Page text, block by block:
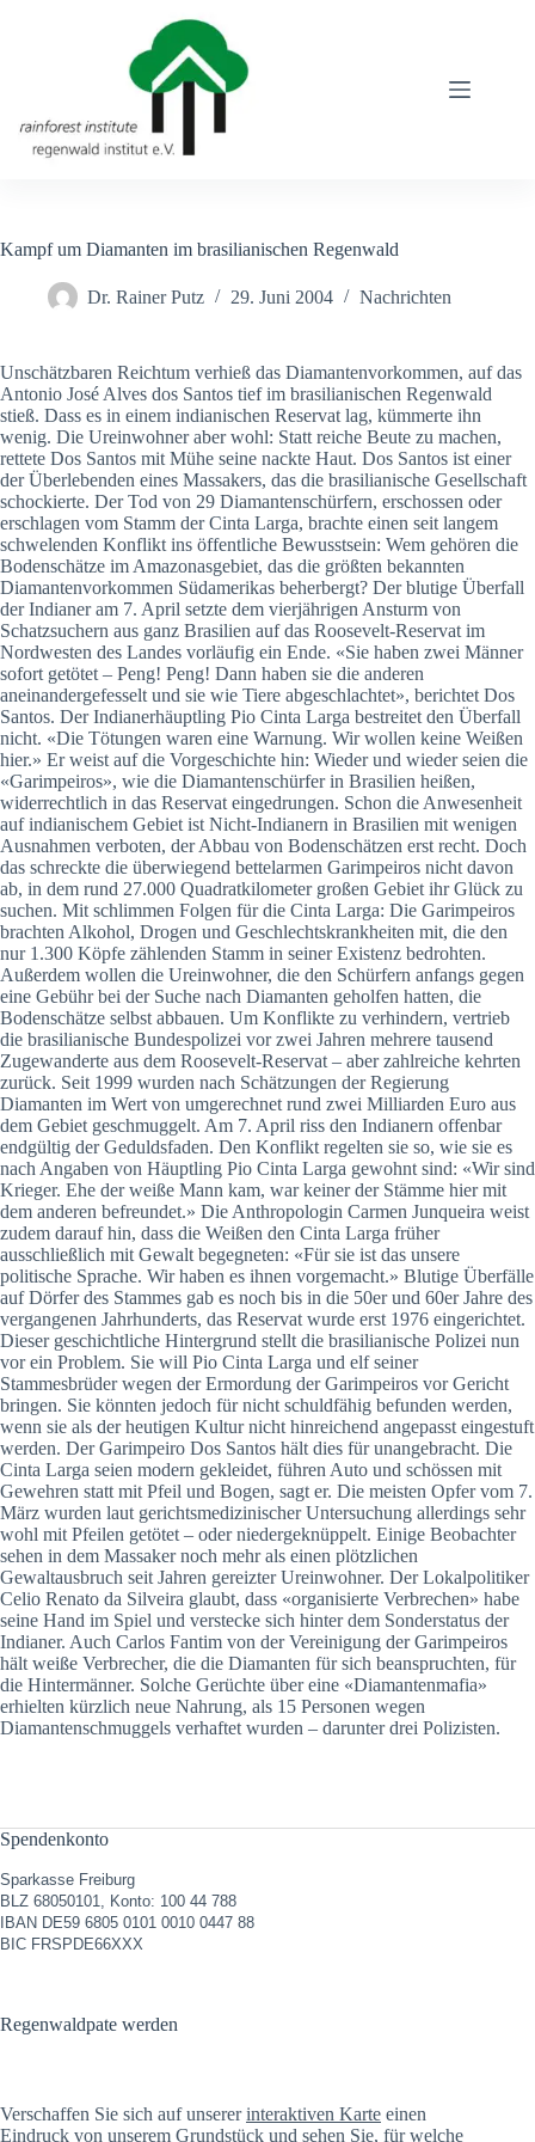
Kampf um Diamanten im brasilianischen Regenwald
Dr. Rainer Putz 29. Juni 2004 Nachrichten
Unschätzbaren Reichtum verhieß das Diamantenvorkommen, auf das
Antonio José Alves dos Santos tief im brasilianischen Regenwald
stieß. Dass es in einem indianischen Reservat lag, kümmerte ihn
wenig. Die Ureinwohner aber wohl: Statt reiche Beute zu machen,
rettete Dos Santos mit Mühe seine nackte Haut. Dos Santos ist einer
der Überlebenden eines Massakers, das die brasilianische Gesellschaft
schockierte. Der Tod von 29 Diamantenschürfern, erschossen oder
erschlagen vom Stamm der Cinta Larga, brachte einen seit langem
schwelenden Konflikt ins öffentliche Bewusstsein: Wem gehören die
Bodenschätze im Amazonasgebiet, das die größten bekannten
Diamantenvorkommen Südamerikas beherbergt? Der blutige Überfall
der Indianer am 7. April setzte dem vierjährigen Ansturm von
Schatzsuchern aus ganz Brasilien auf das Roosevelt-Reservat im
Nordwesten des Landes vorläufig ein Ende. «Sie haben zwei Männer
sofort getötet – Peng! Peng! Dann haben sie die anderen
aneinandergefesselt und sie wie Tiere abgeschlachtet», berichtet Dos
Santos. Der Indianerhäuptling Pio Cinta Larga bestreitet den Überfall
nicht. «Die Tötungen waren eine Warnung. Wir wollen keine Weißen
hier.» Er weist auf die Vorgeschichte hin: Wieder und wieder seien die
«Garimpeiros», wie die Diamantenschürfer in Brasilien heißen,
widerrechtlich in das Reservat eingedrungen. Schon die Anwesenheit
auf indianischem Gebiet ist Nicht-Indianern in Brasilien mit wenigen
Ausnahmen verboten, der Abbau von Bodenschätzen erst recht. Doch
das schreckte die überwiegend bettelarmen Garimpeiros nicht davon
ab, in dem rund 27.000 Quadratkilometer großen Gebiet ihr Glück zu
suchen. Mit schlimmen Folgen für die Cinta Larga: Die Garimpeiros
brachten Alkohol, Drogen und Geschlechtskrankheiten mit, die den
nur 1.300 Köpfe zählenden Stamm in seiner Existenz bedrohten.
Außerdem wollen die Ureinwohner, die den Schürfern anfangs gegen
eine Gebühr bei der Suche nach Diamanten geholfen hatten, die
Bodenschätze selbst abbauen. Um Konflikte zu verhindern, vertrieb
die brasilianische Bundespolizei vor zwei Jahren mehrere tausend
Zugewanderte aus dem Roosevelt-Reservat – aber zahlreiche kehrten
zurück. Seit 1999 wurden nach Schätzungen der Regierung
Diamanten im Wert von umgerechnet rund zwei Milliarden Euro aus
dem Gebiet geschmuggelt. Am 7. April riss den Indianern offenbar
endgültig der Geduldsfaden. Den Konflikt regelten sie so, wie sie es
nach Angaben von Häuptling Pio Cinta Larga gewohnt sind: «Wir sind
Krieger. Ehe der weiße Mann kam, war keiner der Stämme hier mit
dem anderen befreundet.» Die Anthropologin Carmen Junqueira weist
zudem darauf hin, dass die Weißen den Cinta Larga früher
ausschließlich mit Gewalt begegneten: «Für sie ist das unsere
politische Sprache. Wir haben es ihnen vorgemacht.» Blutige Überfälle
auf Dörfer des Stammes gab es noch bis in die 50er und 60er Jahre des
vergangenen Jahrhunderts, das Reservat wurde erst 1976 eingerichtet.
Dieser geschichtliche Hintergrund stellt die brasilianische Polizei nun
vor ein Problem. Sie will Pio Cinta Larga und elf seiner
Stammesbrüder wegen der Ermordung der Garimpeiros vor Gericht
bringen. Sie könnten jedoch für nicht schuldfähig befunden werden,
wenn sie als der heutigen Kultur nicht hinreichend angepasst eingestuft
werden. Der Garimpeiro Dos Santos hält dies für unangebracht. Die
Cinta Larga seien modern gekleidet, führen Auto und schössen mit
Gewehren statt mit Pfeil und Bogen, sagt er. Die meisten Opfer vom 7.
März wurden laut gerichtsmedizinischer Untersuchung allerdings sehr
wohl mit Pfeilen getötet – oder niedergeknüppelt. Einige Beobachter
sehen in dem Massaker noch mehr als einen plötzlichen
Gewaltausbruch seit Jahren gereizter Ureinwohner. Der Lokalpolitiker
Celio Renato da Silveira glaubt, dass «organisierte Verbrechen» habe
seine Hand im Spiel und verstecke sich hinter dem Sonderstatus der
Indianer. Auch Carlos Fantim von der Vereinigung der Garimpeiros
hält weiße Verbrecher, die die Diamanten für sich beanspruchten, für
die Hintermänner. Solche Gerüchte über eine «Diamantenmafia»
erhielten kürzlich neue Nahrung, als 15 Personen wegen
Diamantenschmuggels verhaftet wurden – darunter drei Polizisten.
Spendenkonto
Sparkasse Freiburg
BLZ 68050101, Konto: 100 44 788
IBAN DE59 6805 0101 0010 0447 88
BIC FRSPDE66XXX
Regenwaldpate werden
Verschaffen Sie sich auf unsererinteraktiven Karte einen
Eindruck von unserem Grundstück und sehen Sie, für welche